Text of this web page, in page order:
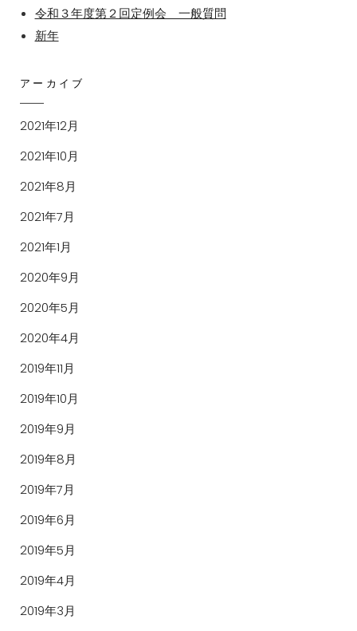
令和３年度第２回定例会 一般質問
新年
アーカイブ
2021年12月
2021年10月
2021年8月
2021年7月
2021年1月
2020年9月
2020年5月
2020年4月
2019年11月
2019年10月
2019年9月
2019年8月
2019年7月
2019年6月
2019年5月
2019年4月
2019年3月